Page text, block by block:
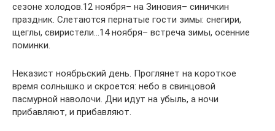
сезоне холодов.12 ноября– на Зиновия– синичкин
праздник. Слетаются пернатые гости зимы: снегири,
щеглы, свиристели…14 ноября– встреча зимы, осенние
поминки.
Неказист ноябрьский день. Проглянет на короткое
время солнышко и скроется: небо в свинцовой
пасмурной наволочи. Дни идут на убыль, а ночи
прибавляют, и прибавляют.